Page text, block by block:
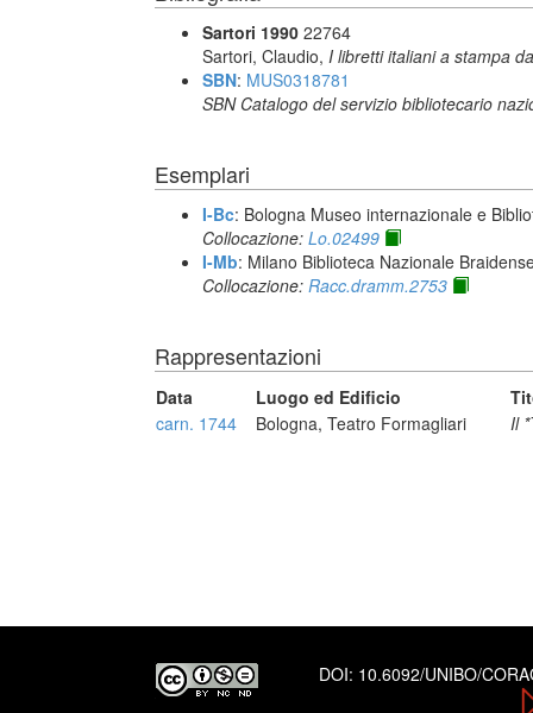
Sartori 1990 22764
Sartori, Claudio, I libretti italiani a stampa
SBN: MUS0318781
SBN Catalogo del servizio bibliotecario
Esemplari
I-Bc: Bologna Museo internazionale e
Collocazione: Lo.02499
I-Mb: Milano Biblioteca Nazionale
Collocazione: Racc.dramm.2753
Rappresentazioni
Data Luogo ed Edificio
carn. 1744
Bologna, Teatro Formagliari Il
DOI: 10.6092/UNIBO/